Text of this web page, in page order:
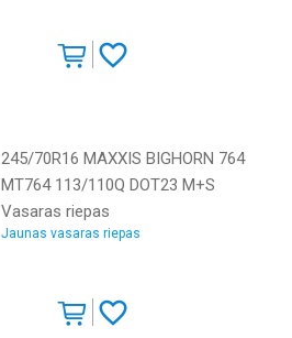
245/70R16 MAXXIS BIGHORN 764
MT764 113/110Q DOT23 M+S
Vasaras riepas
Jaunas vasaras riepas